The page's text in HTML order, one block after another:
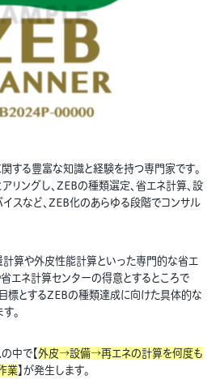
する豊富な知識と経験を持つ専門家です。
リングし、ZEBの種類選定、省エネ計算、設
スなど、ZEB化のあらゆる段階でコンサル
計算や外皮性能計算といった専門的な省エ
エネ計算センターの得意とするところで
標とするZEBの種類達成に向けた具体的な
。
中で【外皮→設備→再エネの計算を何度も
業】が発生します。